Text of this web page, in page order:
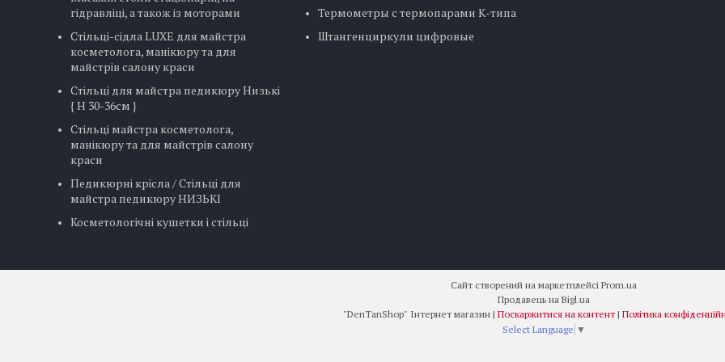
гідравліці, а також із моторами
Стільці-сідла LUXE для майстра
косметолога, манікюру та для
майстрів салону краси
Стільці для майстра педикюру Низькі
{ H 30-36см }
Стільці майстра косметолога,
манікюру та для майстрів салону
краси
Педикюрні крісла / Стільці для
майстра педикюру НИЗЬКІ
Косметологічні кушетки і стільці
Термометры с термопарами К-типа
Штангенциркули цифровые
Сайт створений на маркетплейсі Prom.ua
Продавець на Bigl.ua
"DenTanShop" Інтернет магазин | Поскаржитися на контент | Політика
Select Language ▼